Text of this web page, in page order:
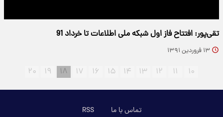
تقی‌پور: افتتاح فاز اول شبکه ملی اطلاعات تا خرداد 91
۱۳ فروردین ۱۳۹۱
۱۰ ۱۱ ۱۲ ۱۳ ۱۴ ۱۵ ۱۶ ۱۷ ۱۸ ۱۹ ۲۰
تماس با ما RSS